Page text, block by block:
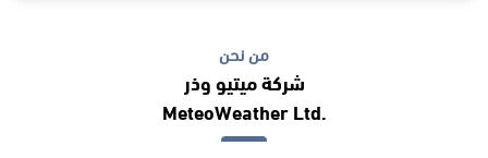
من نحن
شركة ميتيو وذر
MeteoWeather Ltd.